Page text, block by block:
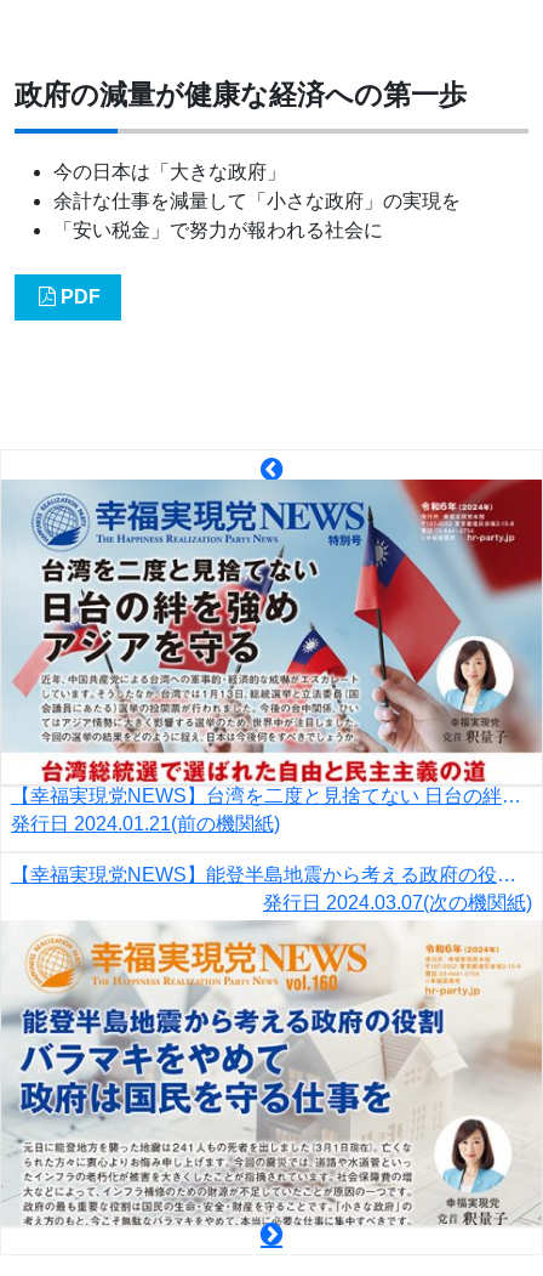
政府の減量が健康な経済への第一歩
今の日本は「大きな政府」
余計な仕事を減量して「小さな政府」の実現を
「安い税金」で努力が報われる社会に
PDF
【幸福実現党NEWS】台湾を二度と見捨てない 日台の絆を強めアジアを守る
発行日 2024.01.21(前の機関紙)
【幸福実現党NEWS】能登半島地震から考える政府の役割 バラマキをやめて政府は国民を守る仕事を
発行日 2024.03.07(次の機関紙)